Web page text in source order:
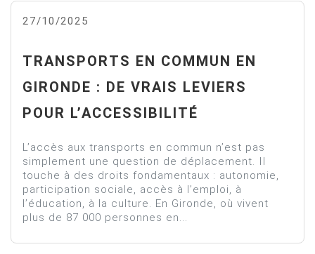
27/10/2025
TRANSPORTS EN COMMUN EN
GIRONDE : DE VRAIS LEVIERS
POUR L’ACCESSIBILITÉ
L’accès aux transports en commun n’est pas
simplement une question de déplacement. Il
touche à des droits fondamentaux : autonomie,
participation sociale, accès à l’emploi, à
l’éducation, à la culture. En Gironde, où vivent
plus de 87 000 personnes en...